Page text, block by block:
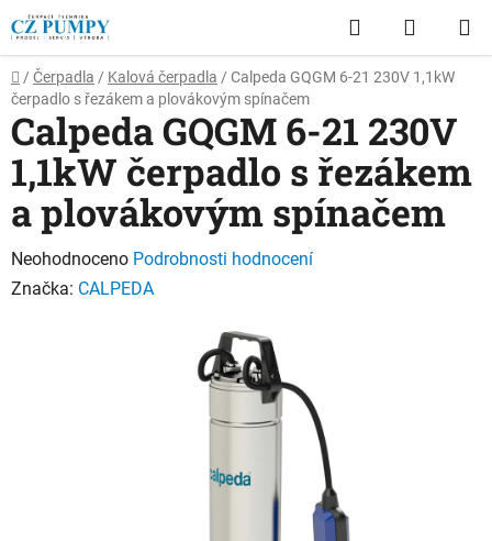
Přejít
na
obsah
Hledat
KOŠÍK
Domů
/ Čerpadla / Kalová čerpadla / Calpeda GQGM 6-21 230V 1,1kW
čerpadlo s řezákem a plovákovým spínačem
Calpeda GQGM 6-21 230V
1,1kW čerpadlo s řezákem
a plovákovým spínačem
Průměrné
hodnocení
Neohodnoceno Podrobnosti hodnocení
Značka: CALPEDA